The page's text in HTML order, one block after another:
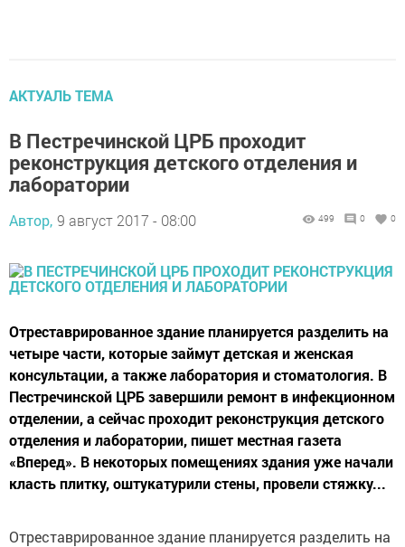
АКТУАЛЬ ТЕМА
В Пестречинской ЦРБ проходит
реконструкция детского отделения и
лаборатории
Автор, 9 август 2017 - 08:00 499 0 0
Отреставрированное здание планируется разделить на
четыре части, которые займут детская и женская
консультации, а также лаборатория и стоматология. В
Пестречинской ЦРБ завершили ремонт в инфекционном
отделении, а сейчас проходит реконструкция детского
отделения и лаборатории, пишет местная газета
«Вперед». В некоторых помещениях здания уже начали
класть плитку, оштукатурили стены, провели стяжку...
Отреставрированное здание планируется разделить на